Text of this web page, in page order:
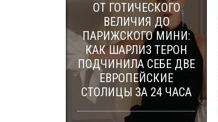
ОТ ГОТИЧЕСКОГО
ВЕЛИЧИЯ ДО
ПАРИЖСКОГО МИНИ:
КАК ШАРЛИЗ ТЕРОН
ПОДЧИНИЛА СЕБЕ ДВЕ
ЕВРОПЕЙСКИЕ
СТОЛИЦЫ ЗА 24 ЧАСА